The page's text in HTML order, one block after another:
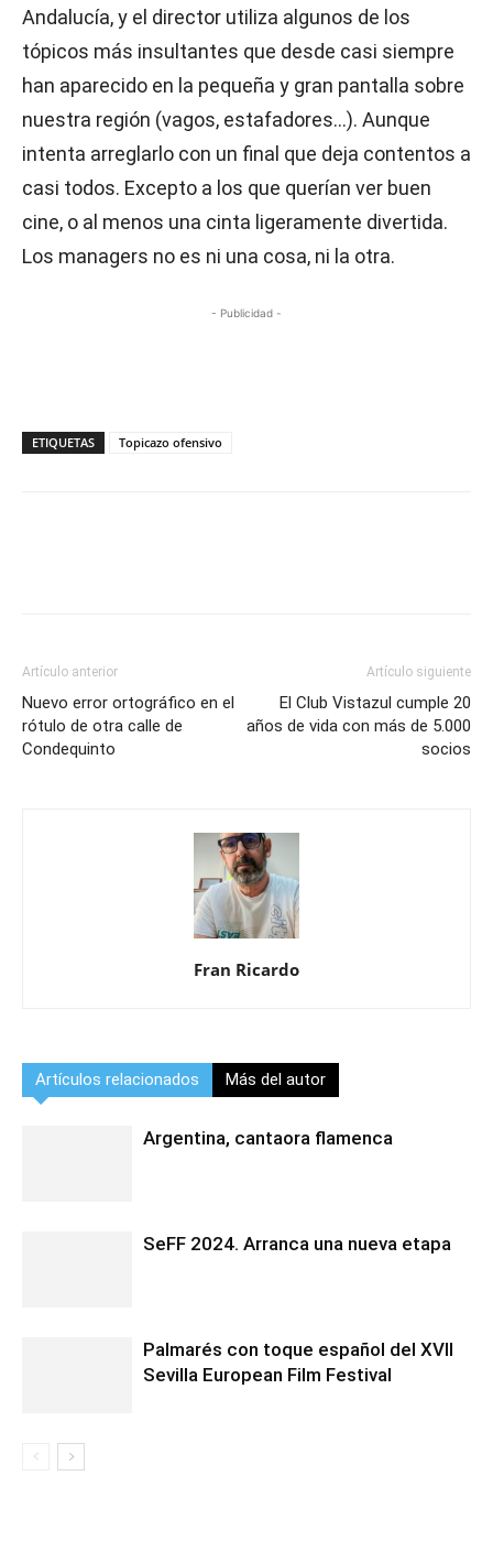
Andalucía, y el director utiliza algunos de los
tópicos más insultantes que desde casi siempre
han aparecido en la pequeña y gran pantalla sobre
nuestra región (vagos, estafadores…). Aunque
intenta arreglarlo con un final que deja contentos a
casi todos. Excepto a los que querían ver buen
cine, o al menos una cinta ligeramente divertida.
Los managers no es ni una cosa, ni la otra.
- Publicidad -
ETIQUETAS Topicazo ofensivo
Artículo anterior
Nuevo error ortográfico en el
rótulo de otra calle de
Condequinto
Artículo siguiente
El Club Vistazul cumple 20
años de vida con más de 5.000
socios
Fran Ricardo
Artículos relacionados Más del autor
Argentina, cantaora flamenca
SeFF 2024. Arranca una nueva etapa
Palmarés con toque español del XVII
Sevilla European Film Festival